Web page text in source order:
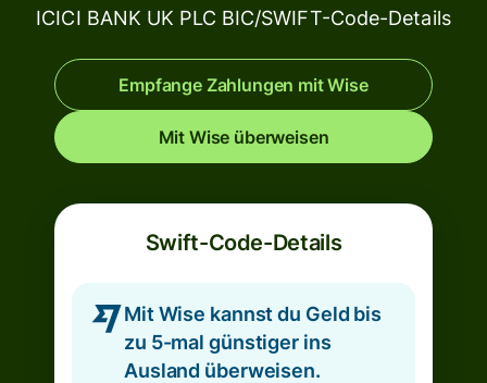
ICICI BANK UK PLC BIC/SWIFT-Code-Details
Empfange Zahlungen mit Wise
Mit Wise überweisen
Swift-Code-Details
Mit Wise kannst du Geld bis
zu 5-mal günstiger ins
Ausland überweisen.